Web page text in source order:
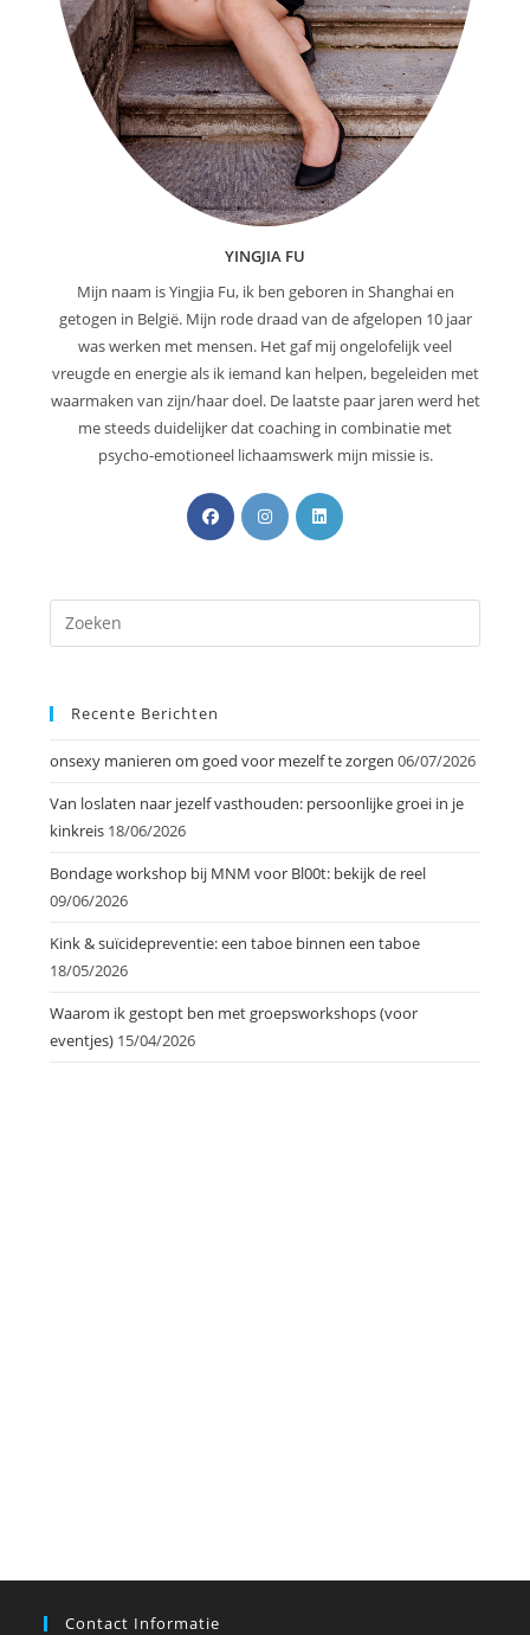
YINGJIA FU
Mijn naam is Yingjia Fu, ik ben geboren in Shanghai en
getogen in België. Mijn rode draad van de afgelopen 10 jaar
was werken met mensen. Het gaf mij ongelofelijk veel
vreugde en energie als ik iemand kan helpen, begeleiden met
waarmaken van zijn/haar doel. De laatste paar jaren werd het
me steeds duidelijker dat coaching in combinatie met
psycho-emotioneel lichaamswerk mijn missie is.
Recente Berichten
onsexy manieren om goed voor mezelf te zorgen 06/07/2026
Van loslaten naar jezelf vasthouden: persoonlijke groei in je
kinkreis 18/06/2026
Bondage workshop bij MNM voor Bl00t: bekijk de reel
09/06/2026
Kink & suïcidepreventie: een taboe binnen een taboe
18/05/2026
Waarom ik gestopt ben met groepsworkshops (voor
eventjes) 15/04/2026
Contact Informatie